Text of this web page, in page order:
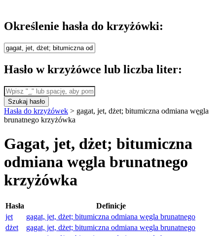
Określenie hasła do krzyżówki:
Hasło w krzyżówce lub liczba liter:
Szukaj hasło
Hasła do krzyżówek > gagat, jet, dżet; bitumiczna odmiana węgla
brunatnego krzyżówka
Gagat, jet, dżet; bitumiczna
odmiana węgla brunatnego
krzyżówka
Hasła
Definicje
jet
gagat, jet, dżet; bitumiczna odmiana węgla brunatnego
dżet
gagat, jet, dżet; bitumiczna odmiana węgla brunatnego